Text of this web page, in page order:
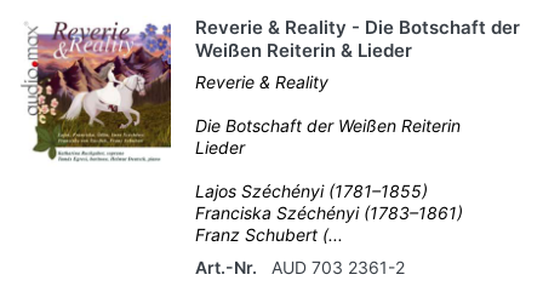
Reverie & Reality - Die Botschaft der
Weißen Reiterin & Lieder
Reverie & Reality
Die Botschaft der Weißen Reiterin
Lieder
Lajos Széchényi (1781–1855)
Franciska Széchényi (1783–1861)
Franz Schubert (...
Art.-Nr.
AUD 703 2361-2